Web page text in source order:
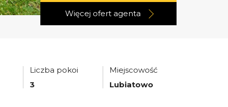
Więcej ofert agenta
Liczba pokoi
3
Miejscowość
Lubiatowo